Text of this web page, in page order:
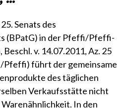
Senats des
(BPatG) in der Pfeffi/Pfeffi-
v. 14.07.2011, Az. 25
führt der gemeinsame
des täglichen
Verkaufsstätte nicht
In den